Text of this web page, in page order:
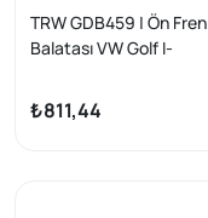
TRW GDB459 | Ön Fren
Balatası VW Golf I-
Scirocco, Santana,
Cordoba
₺811,44